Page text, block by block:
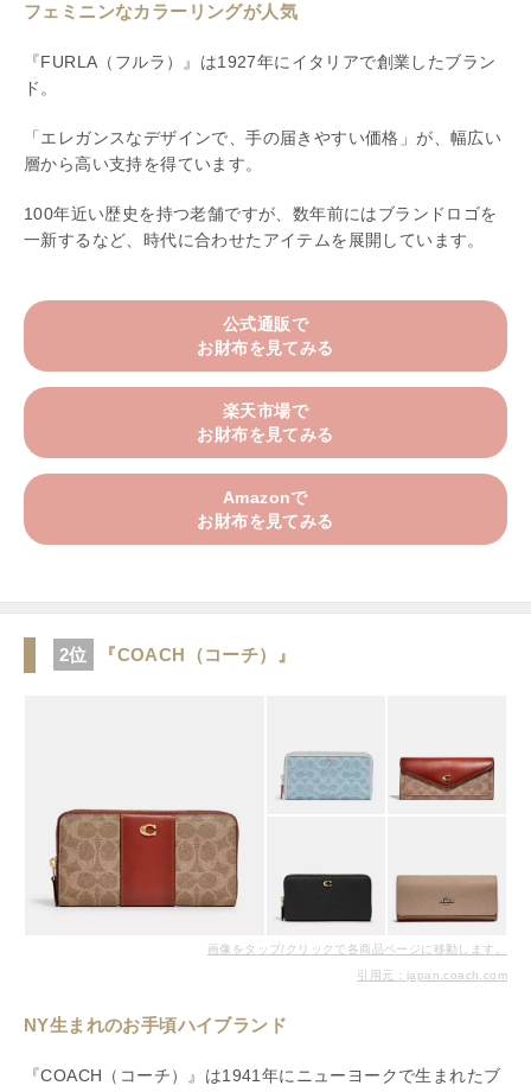
フェミニンなカラーリングが人気
『FURLA（フルラ）』は1927年にイタリアで創業したブラン
ド。
「エレガンスなデザインで、手の届きやすい価格」が、幅広い
層から高い支持を得ています。
100年近い歴史を持つ老舗ですが、数年前にはブランドロゴを
一新するなど、時代に合わせたアイテムを展開しています。
公式通販で
お財布を見てみる
楽天市場で
お財布を見てみる
Amazonで
お財布を見てみる
2位 『COACH（コーチ）』
画像をタップ/クリックで各商品ページに移動します。
引用元：japan.coach.com
NY生まれのお手頃ハイブランド
『COACH（コーチ）』は1941年にニューヨークで生まれたブ